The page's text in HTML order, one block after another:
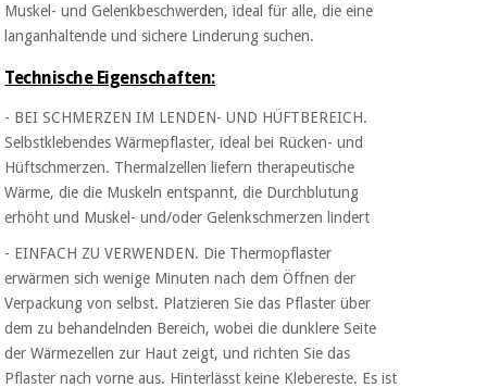
Muskel- und Gelenkbeschwerden, ideal für alle, die eine
langanhaltende und sichere Linderung suchen.
Technische Eigenschaften:
- BEI SCHMERZEN IM LENDEN- UND HÜFTBEREICH.
Selbstklebendes Wärmepflaster, ideal bei Rücken- und
Hüftschmerzen. Thermalzellen liefern therapeutische
Wärme, die die Muskeln entspannt, die Durchblutung
erhöht und Muskel- und/oder Gelenkschmerzen lindert
- EINFACH ZU VERWENDEN. Die Thermopflaster
erwärmen sich wenige Minuten nach dem Öffnen der
Verpackung von selbst. Platzieren Sie das Pflaster über
dem zu behandelnden Bereich, wobei die dunklere Seite
der Wärmezellen zur Haut zeigt, und richten Sie das
Pflaster nach vorne aus. Hinterlässt keine Klebereste. Es ist